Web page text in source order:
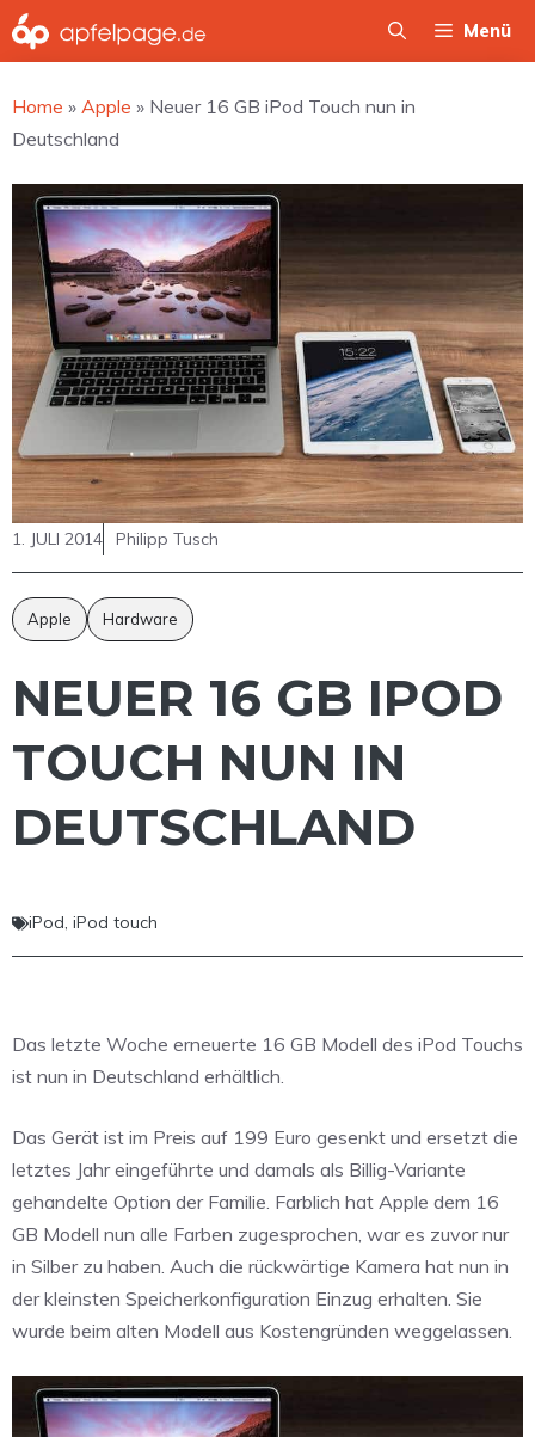
Zum
Inhalt
Menü
Home » Apple » Neuer 16 GB iPod Touch nun in
Deutschland
1. JULI 2014 Philipp Tusch
Apple Hardware
NEUER 16 GB IPOD
TOUCH NUN IN
DEUTSCHLAND
iPod, iPod touch
Das letzte Woche erneuerte 16 GB Modell des iPod Touchs
ist nun in Deutschland erhältlich.
Das Gerät ist im Preis auf 199 Euro gesenkt und ersetzt die
letztes Jahr eingeführte und damals als Billig-Variante
gehandelte Option der Familie. Farblich hat Apple dem 16
GB Modell nun alle Farben zugesprochen, war es zuvor nur
in Silber zu haben. Auch die rückwärtige Kamera hat nun in
der kleinsten Speicherkonfiguration Einzug erhalten. Sie
wurde beim alten Modell aus Kostengründen weggelassen.